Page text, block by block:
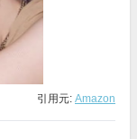
引用元: Amazon